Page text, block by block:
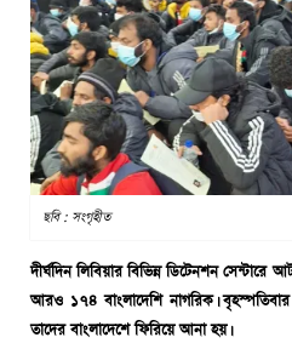
ছবি : সংগৃহীত
দীর্ঘদিন লিবিয়ার বিভিন্ন ডিটেনশন
আরও ১৭৪ বাংলাদেশি নাগরিক।
তাদের বাংলাদেশে ফিরিয়ে আনা হয়।